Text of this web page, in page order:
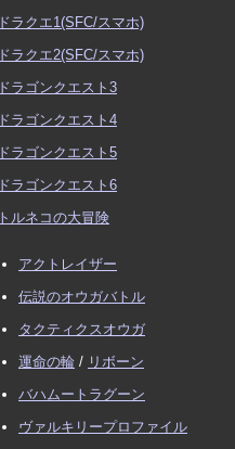
ドラクエ1(SFC/スマホ)
ドラクエ2(SFC/スマホ)
ドラゴンクエスト3
ドラゴンクエスト4
ドラゴンクエスト5
ドラゴンクエスト6
トルネコの大冒険
アクトレイザー
伝説のオウガバトル
タクティクスオウガ
運命の輪 / リボーン
バハムートラグーン
ヴァルキリープロファイル